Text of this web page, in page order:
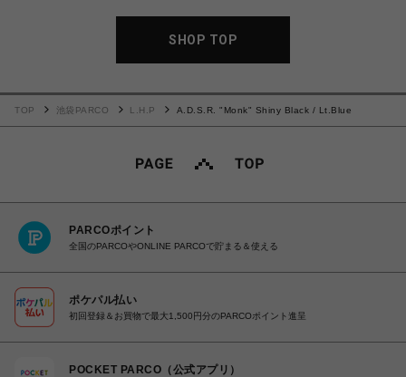
SHOP TOP
TOP 池袋PARCO L.H.P A.D.S.R. "Monk" Shiny Black / Lt.Blue
PARCOポイント
全国のPARCOやONLINE PARCOで貯まる＆使える
ポケパル払い
初回登録＆お買物で最大1,500円分のPARCOポイント進呈
POCKET PARCO（公式アプリ）